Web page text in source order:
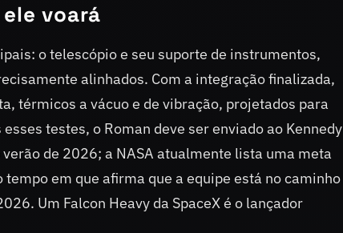
voará
o telescópio e seu suporte de instrumentos,
alinhados. Com a integração finalizada,
térmicos a vácuo e de vibração, projetados para
testes, o Roman deve ser enviado ao Kennedy
de 2026; a NASA atualmente lista uma meta
em que afirma que a equipe está no caminho
Um Falcon Heavy da SpaceX é o lançador